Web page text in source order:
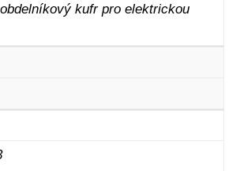
kufr pro elektrickou